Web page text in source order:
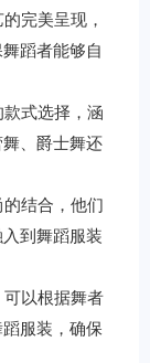
完美呈现，
蹈者能够自
式选择，涵
、爵士舞还
结合，他们
到舞蹈服装
以根据舞者
服装，确保